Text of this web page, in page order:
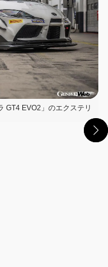
GT4 EVO2」のエクステリ